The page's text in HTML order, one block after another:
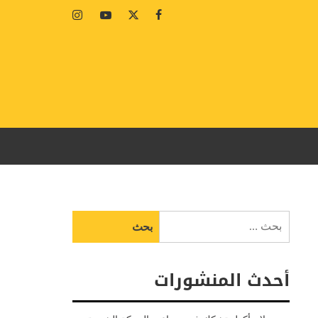
Facebook
Twitter
Youtube
Instagram
عن:
أحدث المنشورات